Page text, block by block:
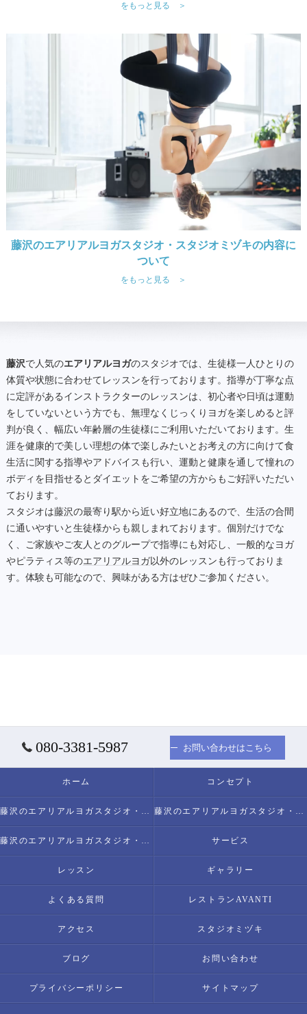
をもっと見る ＞
藤沢のエアリアルヨガスタジオ・スタジオミヅキの内容に
ついて
をもっと見る ＞
藤沢で人気のエアリアルヨガのスタジオでは、生徒様一人ひとりの
体質や状態に合わせてレッスンを行っております。指導が丁寧な点
に定評があるインストラクターのレッスンは、初心者や日頃は運動
をしていないという方でも、無理なくじっくりヨガを楽しめると評
判が良く、幅広い年齢層の生徒様にご利用いただいております。生
涯を健康的で美しい理想の体で楽しみたいとお考えの方に向けて食
生活に関する指導やアドバイスも行い、運動と健康を通して憧れの
ボディを目指せるとダイエットをご希望の方からもご好評いただい
ております。
スタジオは藤沢の最寄り駅から近い好立地にあるので、生活の合間
に通いやすいと生徒様からも親しまれております。個別だけでな
く、ご家族やご友人とのグループで指導にも対応し、一般的なヨガ
やピラティス等のエアリアルヨガ以外のレッスンも行っておりま
す。体験も可能なので、興味がある方はぜひご参加ください。
080-3381-5987 お問い合わせはこちら
ホーム コンセプト
藤沢のエアリアルヨガスタジオ・スタジオミヅキについて 藤沢のエアリアルヨガスタジオ・スタジオミヅキの必要とされる理由
藤沢のエアリアルヨガスタジオ・スタジオミヅキの内容について サービス
レッスン ギャラリー
よくある質問 レストランAVANTI
アクセス スタジオミヅキ
ブログ お問い合わせ
プライバシーポリシー サイトマップ